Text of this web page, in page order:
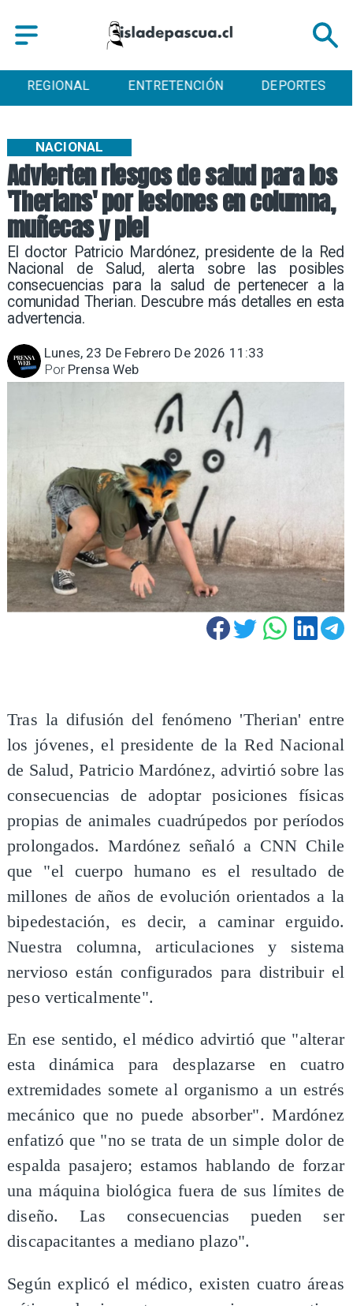
ENTRETENCIÓN DEPORTES CULTURA
Advierten riesgos de salud para los
'Therians' por lesiones en columna,
muñecas y piel
El doctor Patricio Mardónez, presidente de la Red
Nacional de Salud, alerta sobre las posibles
consecuencias para la salud de pertenecer a la
comunidad Therian. Descubre más detalles en esta
advertencia.
NACIONAL
Lunes, 23 De Febrero De 2026 11:33
Prensa Web
Por
Tras la difusión del fenómeno 'Therian' entre
los jóvenes, el presidente de la Red Nacional
de Salud, Patricio Mardónez, advirtió sobre las
consecuencias de adoptar posiciones físicas
propias de animales cuadrúpedos por períodos
prolongados. Mardónez señaló a CNN Chile
que "el cuerpo humano es el resultado de
millones de años de evolución orientados a la
bipedestación, es decir, a caminar erguido.
Nuestra columna, articulaciones y sistema
nervioso están configurados para distribuir el
peso verticalmente".
En ese sentido, el médico advirtió que "alterar
esta dinámica para desplazarse en cuatro
extremidades somete al organismo a un estrés
mecánico que no puede absorber". Mardónez
enfatizó que "no se trata de un simple dolor de
espalda pasajero; estamos hablando de forzar
una máquina biológica fuera de sus límites de
diseño. Las consecuencias pueden ser
discapacitantes a mediano plazo".
Según explicó el médico, existen cuatro áreas